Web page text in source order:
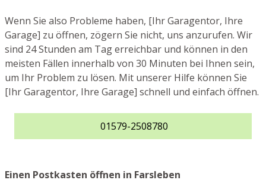
Wenn Sie also Probleme haben, [Ihr Garagentor, Ihre
Garage] zu öffnen, zögern Sie nicht, uns anzurufen. Wir
sind 24 Stunden am Tag erreichbar und können in den
meisten Fällen innerhalb von 30 Minuten bei Ihnen sein,
um Ihr Problem zu lösen. Mit unserer Hilfe können Sie
[Ihr Garagentor, Ihre Garage] schnell und einfach öffnen.
01579-2508780
Einen Postkasten öffnen in Farsleben